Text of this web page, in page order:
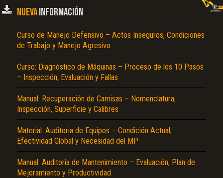
NUEVAINFORMACIÓN
Curso de Manejo Defensivo – Actos Inseguros, Condiciones
de Trabajo y Manejo Agresivo
Curso: Diagnóstico de Máquinas – Proceso de los 10 Pasos
– Inspección, Evaluación y Fallas
Manual: Recuperación de Camisas – Nomenclatura,
Inspección, Superficie y Calibres
Material: Auditoria de Equipos – Condición Actual,
Efectividad Global y Necesidad del MP
Manual: Auditoria de Mantenimiento – Evaluación, Plan de
Mejoramiento y Productividad